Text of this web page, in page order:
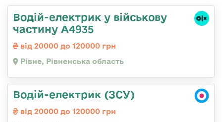
Водій-електрик у військову
частину А4935
від 20000 до 120000 грн
Рівне, Рівненська область
Водій-електрик (ЗСУ)
від 20000 до 120000 грн